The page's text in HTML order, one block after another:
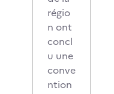
régio
n ont
concl
u une
conve
ntion